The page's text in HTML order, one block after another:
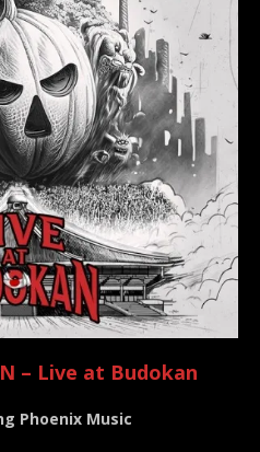
– Live at Budokan
Phoenix Music